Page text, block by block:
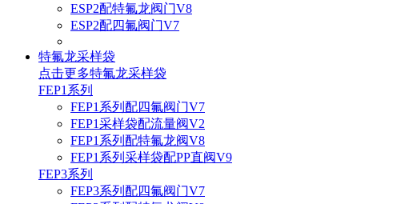
ESP2配特氟龙阀门V8
ESP2配四氟阀门V7
特氟龙采样袋
点击更多特氟龙采样袋
FEP1系列
FEP1系列配四氟阀门V7
FEP1采样袋配流量阀V2
FEP1系列配特氟龙阀V8
FEP1系列采样袋配PP直阀V9
FEP3系列
FEP3系列配四氟阀门V7